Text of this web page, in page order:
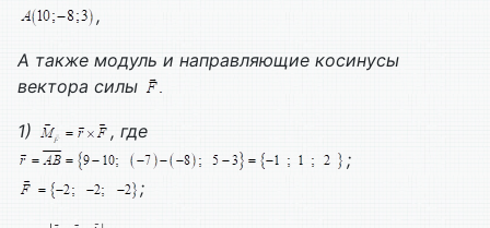
,
А также модуль и направляющие косинусы
вектора силы
1)
, где
;
;